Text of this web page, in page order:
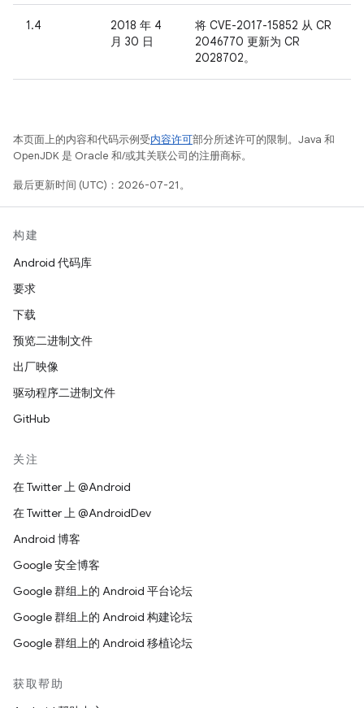
1.4
2018 年 4
月 30 日
将 CVE-2017-15852 从 CR
2046770 更新为 CR
2028702。
本页面上的内容和代码示例受内容许可部分所述许可的限制。Java 和
OpenJDK 是 Oracle 和/或其关联公司的注册商标。
最后更新时间 (UTC)：2026-07-21。
构建
Android 代码库
要求
下载
预览二进制文件
出厂映像
驱动程序二进制文件
GitHub
关注
在 Twitter 上 @Android
在 Twitter 上 @AndroidDev
Android 博客
Google 安全博客
Google 群组上的 Android 平台论坛
Google 群组上的 Android 构建论坛
Google 群组上的 Android 移植论坛
获取帮助